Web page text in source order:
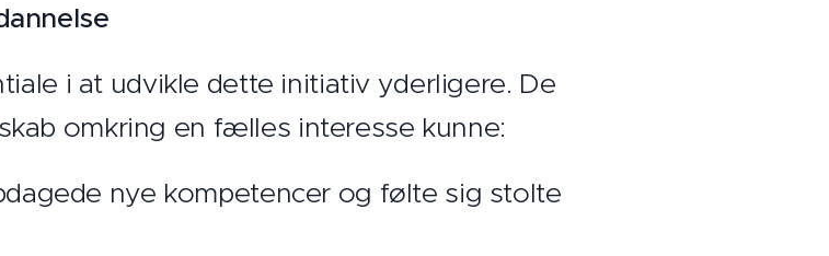
i at udvikle dette initiativ yderligere. De
omkring en fælles interesse kunne:
nye kompetencer og følte sig stolte